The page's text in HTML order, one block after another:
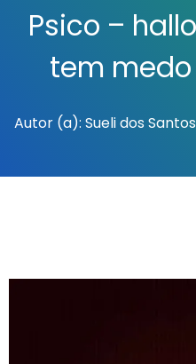
Psico –
tem
Autor (a): Sueli dos Santos